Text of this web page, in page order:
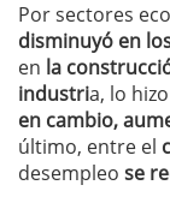
Por sectores
disminuyó en
en la
industria, lo
en cambio,
último, entre el
desempleo se